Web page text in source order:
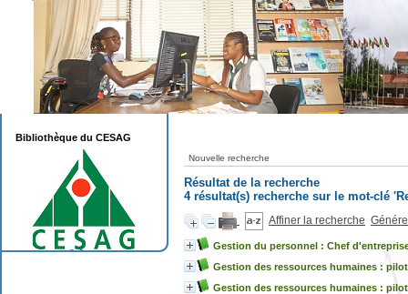
Nouvelle recherche
Résultat de la recherche
4 résultat(s) recherche sur le mot-clé
Affiner la recherche
Gestion du personnel : Chef
Gestion des ressources humaines :
Gestion des ressources humaines :
Bibliothèque du CESAG